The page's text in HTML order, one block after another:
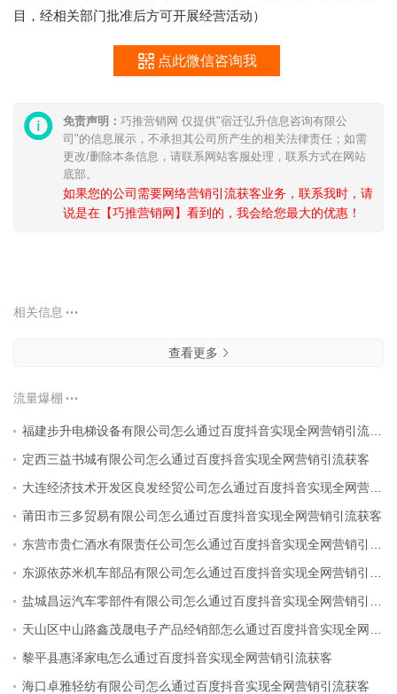
目，经相关部门批准后方可开展经营活动）
点此微信咨询我
免责声明： 巧推营销网 仅提供"宿迁弘升信息咨询有限公
司"的信息展示，不承担其公司所产生的相关法律责任；如需
更改/删除本条信息，请联系网站客服处理，联系方式在网站
底部。
如果您的公司需要网络营销引流获客业务，联系我时，请
说是在【巧推营销网】看到的，我会给您最大的优惠！
相关信息
查看更多
流量爆棚
福建步升电梯设备有限公司怎么通过百度抖音实现全网营销引流获客
定西三益书城有限公司怎么通过百度抖音实现全网营销引流获客
大连经济技术开发区良发经贸公司怎么通过百度抖音实现全网营销引流获客
莆田市三多贸易有限公司怎么通过百度抖音实现全网营销引流获客
东营市贵仁酒水有限责任公司怎么通过百度抖音实现全网营销引流获客
东源依苏米机车部品有限公司怎么通过百度抖音实现全网营销引流获客
盐城昌运汽车零部件有限公司怎么通过百度抖音实现全网营销引流获客
天山区中山路鑫茂晟电子产品经销部怎么通过百度抖音实现全网营销引流获客
黎平县惠泽家电怎么通过百度抖音实现全网营销引流获客
海口卓雅轻纺有限公司怎么通过百度抖音实现全网营销引流获客